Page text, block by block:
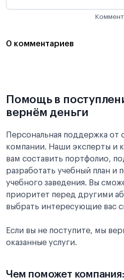
0 комментариев
Помощь в
вернём деньги
Персональная поддержка от
компании. Наши эксперты и
вам составить портфолио,
разработать учебный план и
учебного заведения. Вы
приоритет перед другими
выбрать интересующие вас
Если вы не поступите, мы
оказанные услуги.
Чем поможет компания: